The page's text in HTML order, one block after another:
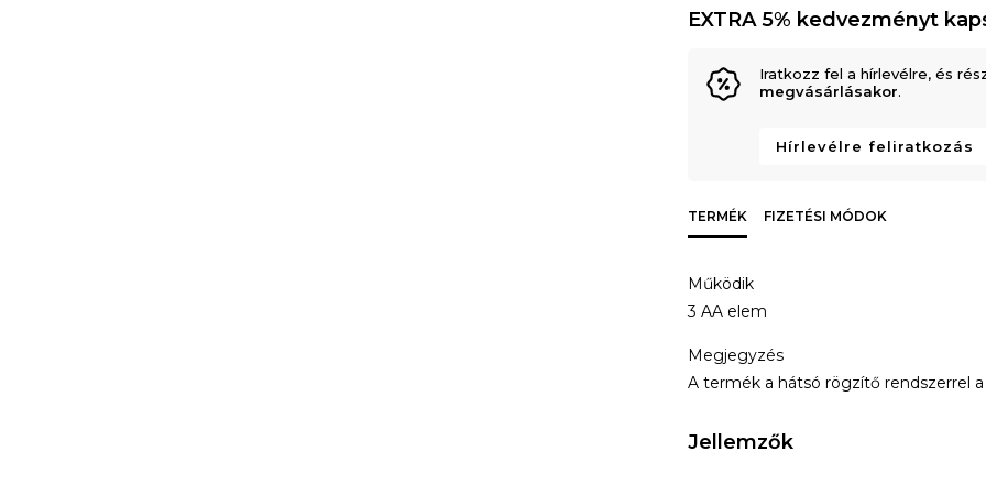
EXTRA 5% kedvezményt
Iratkozz fel a hírlevélre, és
megvásárlásakor.
Hírlevélre feliratkozás
TERMÉK FIZETÉSI MÓDOK
Működik
3 AA elem
Megjegyzés
A termék a hátsó rögzítő rendszerrel a
Jellemzők